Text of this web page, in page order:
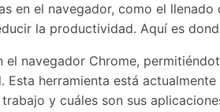
en el navegador, como el
la productividad. Aquí es
navegador Chrome,
herramienta está
y cuáles son sus